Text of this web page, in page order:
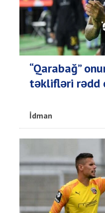
“Qarabağ”
təklifləri rədd
İdman